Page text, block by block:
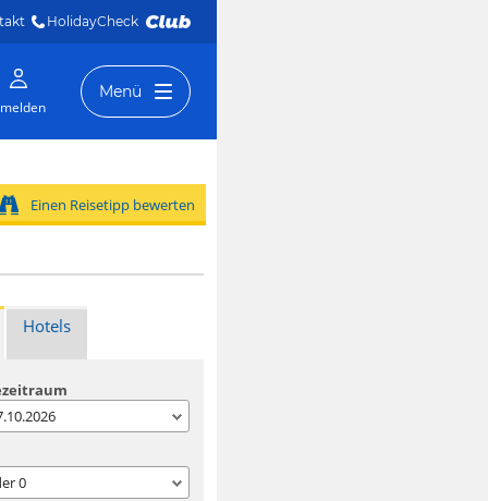
HolidayCheck
Menü
Einen Reisetipp bewerten
Hotels
0